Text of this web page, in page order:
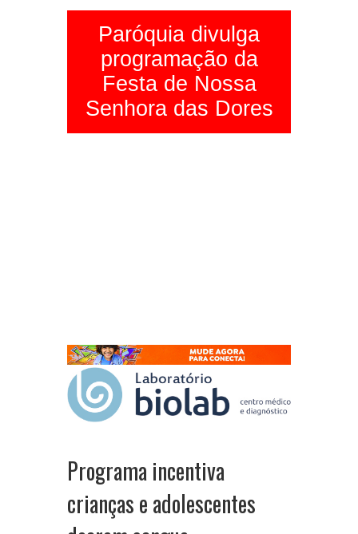
Paróquia divulga
programação da
Festa de Nossa
Senhora das Dores
Programa incentiva
crianças e adolescentes